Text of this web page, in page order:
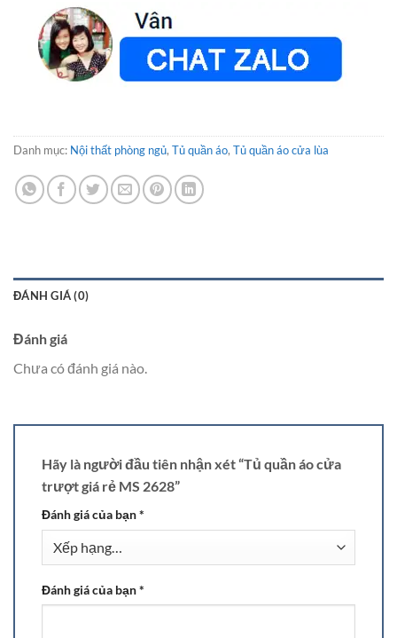
Danh mục: Nội thất phòng ngủ, Tủ quần áo, Tủ quần áo cửa lùa
ĐÁNH GIÁ (0)
Đánh giá
Chưa có đánh giá nào.
Hãy là người đầu tiên nhận xét “Tủ quần áo cửa
trượt giá rẻ MS 2628”
Đánh giá của bạn*
Đánh giá của bạn*